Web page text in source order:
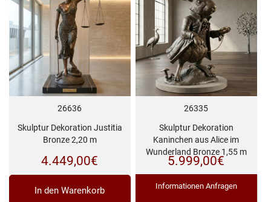
26636
Skulptur Dekoration Justitia
Bronze 2,20 m
4.449,00€
In den Warenkorb
26335
Skulptur Dekoration
Kaninchen aus Alice im
Wunderland Bronze 1,55 m
5.999,00€
Informationen Anfragen